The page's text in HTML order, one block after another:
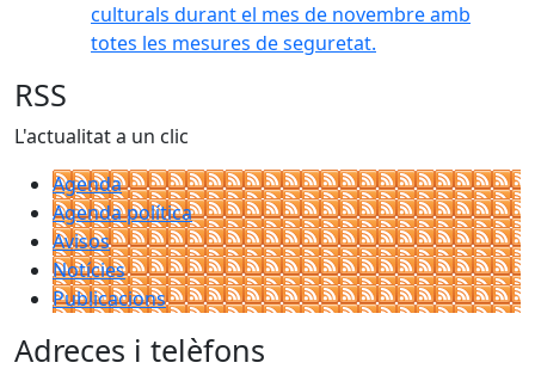
culturals durant el mes de novembre amb
totes les mesures de seguretat.
RSS
L'actualitat a un clic
Agenda
Agenda política
Avisos
Notícies
Publicacions
Adreces i telèfons